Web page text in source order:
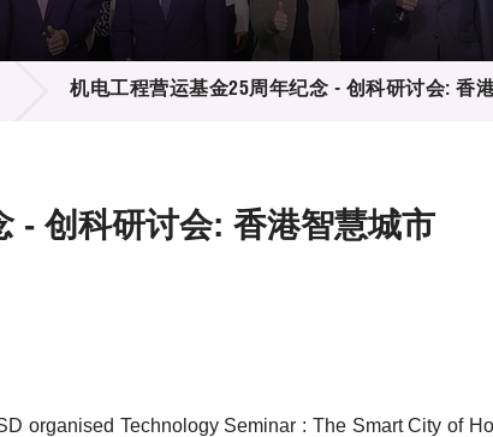
告
发项目计划书
料库
心
物
机电工程营运基金25周年纪念 - 创科研讨会: 香
- 创科研讨会: 香港智慧城市
organised Technology Seminar : The Smart City of